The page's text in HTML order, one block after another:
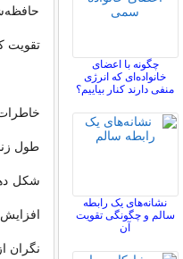
تقویت
طول
شکل
نگران
چگونه با اعضای
خانواده‌ای که انرژی
منفی دارند کنار بیاییم؟
نشانه‌های یک رابطه
سالم و چگونگی تقویت
آن